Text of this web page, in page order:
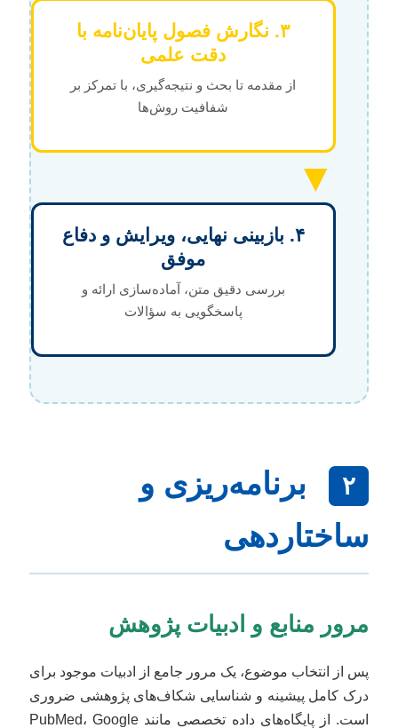
۳. نگارش فصول پایان‌نامه با
دقت علمی
از مقدمه تا بحث و نتیجه‌گیری، با تمرکز بر
شفافیت روش‌ها
▼
۴. بازبینی نهایی، ویرایش و دفاع
موفق
بررسی دقیق متن، آماده‌سازی ارائه و
پاسخگویی به سؤالات
۲
برنامه‌ریزی و
ساختاردهی
مرور منابع و ادبیات پژوهش
پس از انتخاب موضوع، یک مرور جامع از ادبیات موجود برای
درک کامل پیشینه و شناسایی شکاف‌های پژوهشی ضروری
است. از پایگاه‌های داده تخصصی مانند PubMed، Google